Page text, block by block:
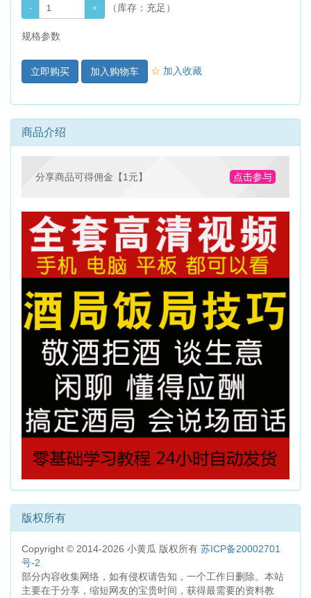
（库存： 充足 ）
规格参数
加入购物车 ☆ 加入收藏
商品介绍
分享商品可得佣金【1元】 点击参与
版权所有
Copyright © 2014-2026 小黄瓜 版权所有 苏ICP备20002701
号-2
部分内容收集网络，如有侵权请告知，一个工作日删除。本站
主要在于分享，缩短网友的宝贵时间，获得最需要的资料教